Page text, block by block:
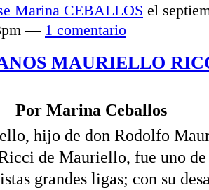
Marina CEBALLOS el
— 1 comentario
MAURIELLO
Por Marina Ceballos
hijo de don Rodolfo
de Mauriello, fue uno
grandes ligas; con su